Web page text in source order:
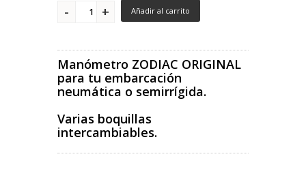
Añadir al carrito
Manómetro ZODIAC ORIGINAL
para tu embarcación
neumática o semirrígida.
Varias boquillas
intercambiables.